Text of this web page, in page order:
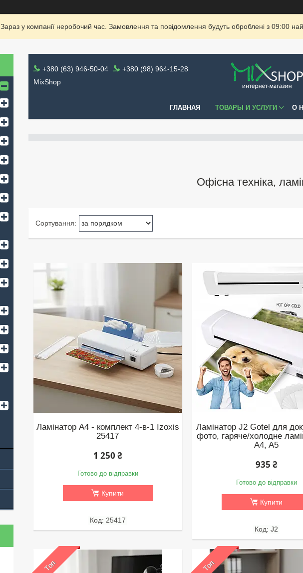
Зараз у компанії неробочий час. Замовлення та повідомлення будуть оброблені з 09:00
+380 (63) 946-50-04
+380 (98) 964-15-28
MixShop
ГЛАВНАЯ ТОВАРЫ И УСЛУГИ О
Офісна техніка,
Ламінатор А4 - комплект 4-в-1 Izoxis
25417
1 250 ₴
Готово до відправки
Купити
25417
Ламінатор J2 Gotel для
фото, гаряче/холодне
A4, A5
935 ₴
Готово до відправки
Купити
J2
Топ Топ